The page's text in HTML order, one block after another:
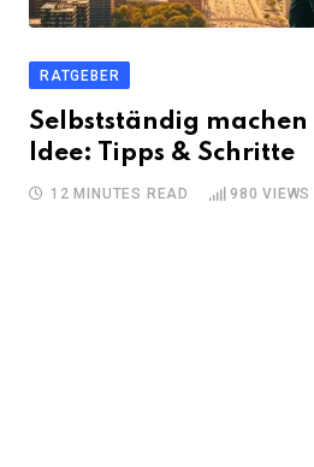
RATGEBER
Selbstständig machen
Idee: Tipps & Schritte
12 MINUTES READ 980 VIEWS